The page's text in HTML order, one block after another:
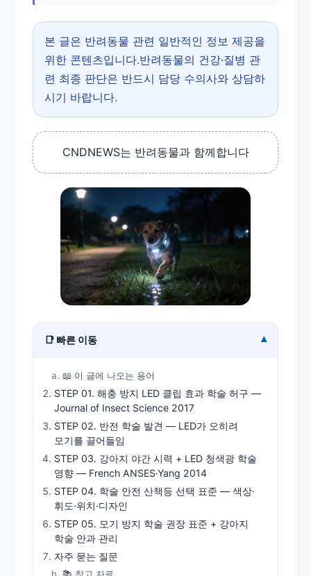
본 글은 반려동물 관련 일반적인 정보 제공을
위한 콘텐츠입니다.반려동물의 건강·질병 관
련 최종 판단은 반드시 담당 수의사와 상담하
시기 바랍니다.
CNDNEWS는 반려동물과 함께합니다
📑 빠른 이동 ▾
📖 이 글에 나오는 용어
STEP 01. 해충 방지 LED 클립 효과 학술 허구 —
Journal of Insect Science 2017
STEP 02. 반전 학술 발견 — LED가 오히려
모기를 끌어들임
STEP 03. 강아지 야간 시력 + LED 청색광 학술
영향 — French ANSES·Yang 2014
STEP 04. 학술 안전 산책등 선택 표준 — 색상·
휘도·위치·디자인
STEP 05. 모기 방지 학술 권장 표준 + 강아지
학술 안과 관리
자주 묻는 질문
📚 참고 자료